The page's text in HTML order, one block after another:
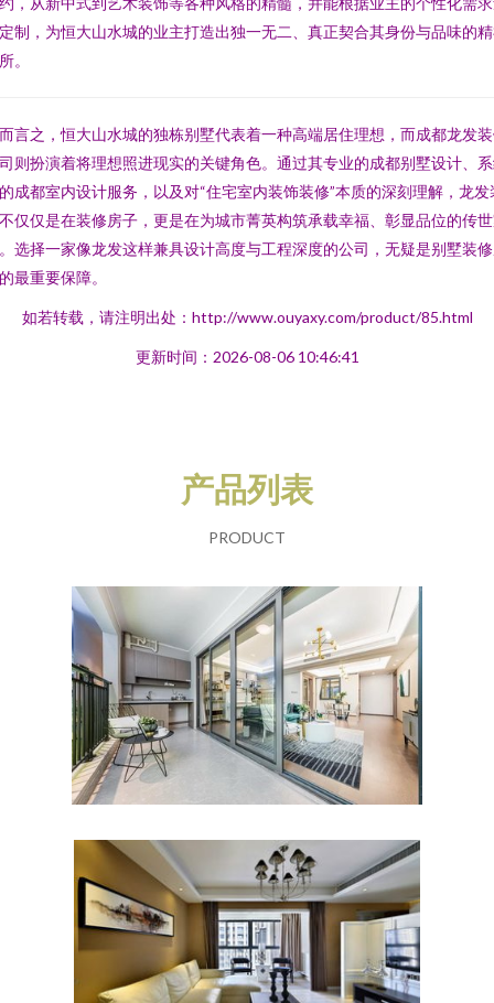
制，为恒大山水城的业主打造出独一无二、真正契合其身份与品味的
。
言之，恒大山水城的独栋别墅代表着一种高端居住理想，而成都龙发
则扮演着将理想照进现实的关键角色。通过其专业的成都别墅设计、
成都室内设计服务，以及对“住宅室内装饰装修”本质的深刻理解，龙发
仅仅是在装修房子，更是在为城市菁英构筑承载幸福、彰显品位的传
选择一家像龙发这样兼具设计高度与工程深度的公司，无疑是别墅装
最重要保障。
如若转载，请注明出处：http://www.ouyaxy.com/product/85.html
更新时间：2026-08-06 10:46:41
产品列表
PRODUCT